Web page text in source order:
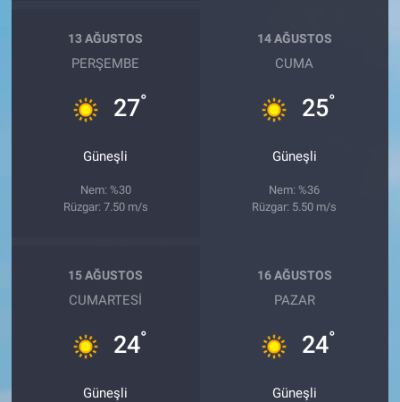
13 AĞUSTOS
PERŞEMBE
27°
Güneşli
Nem: %30
Rüzgar: 7.50 m/s
14 AĞUSTOS
CUMA
25°
Güneşli
Nem: %36
Rüzgar: 5.50 m/s
15 AĞUSTOS
CUMARTESI
24°
Güneşli
16 AĞUSTOS
PAZAR
24°
Güneşli